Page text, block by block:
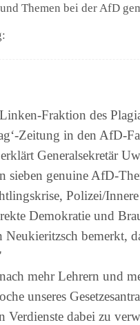
Themen bei der AfD
Fraktion des
Zeitung in den AfD-
Generalsekretär
sieben genuine AfD-
Polizei/
Demokratie und
bemerkt,
mehr Lehrern und
unseres
Verdienste dabei zu